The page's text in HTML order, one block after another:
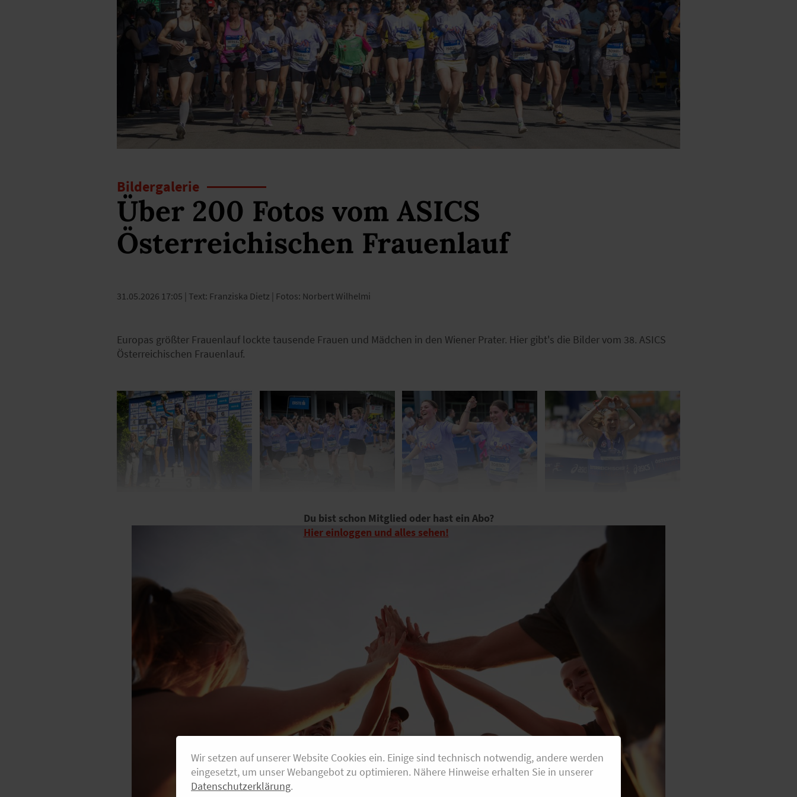
Bildergalerie
Über 200 Fotos vom ASICS
Österreichischen Frauenlauf
31.05.2026 17:05 | Text: Franziska Dietz | Fotos: Norbert Wilhelmi
Europas größter Frauenlauf lockte tausende Frauen und Mädchen in den Wiener Prater. Hier gibt's die Bilder vom 38. ASICS
Österreichischen Frauenlauf.
Du bist schon Mitglied oder hast ein Abo?
Hier einloggen und alles sehen!
Wir setzen auf unserer Website Cookies ein. Einige sind technisch notwendig, andere werden
eingesetzt, um unser Webangebot zu optimieren. Nähere Hinweise erhalten Sie in unserer
Datenschutzerklärung.